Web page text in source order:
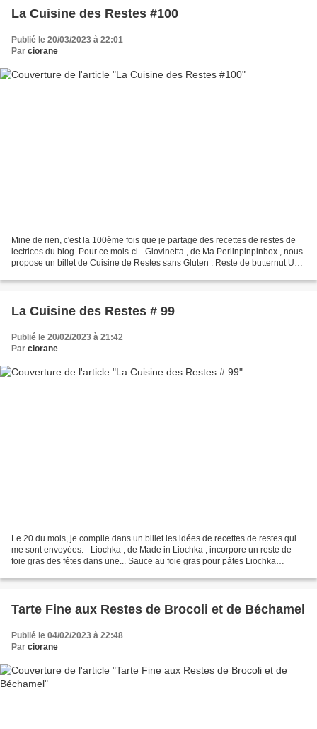
La Cuisine des Restes #100
Publié le 20/03/2023 à 22:01
Par ciorane
Mine de rien, c'est la 100ème fois que je partage des recettes de restes de
lectrices du blog. Pour ce mois-ci - Giovinetta , de Ma Perlinpinpinbox , nous
propose un billet de Cuisine de Restes sans Gluten : Reste de butternut Un
La Cuisine des Restes # 99
Publié le 20/02/2023 à 21:42
Par ciorane
Le 20 du mois, je compile dans un billet les idées de recettes de restes qui
me sont envoyées. - Liochka , de Made in Liochka , incorpore un reste de
foie gras des fêtes dans une... Sauce au foie gras pour pâtes Liochka
Tarte Fine aux Restes de Brocoli et de Béchamel
Publié le 04/02/2023 à 22:48
Par ciorane